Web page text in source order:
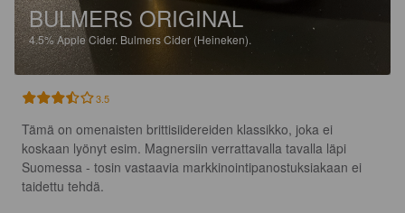
BULMERS ORIGINAL
4.5%Apple Cider. Bulmers Cider (Heineken).
3.5
Tämä on omenaisten brittisiidereiden klassikko, joka ei
koskaan lyönyt esim. Magnersiin verrattavalla tavalla läpi
Suomessa - tosin vastaavia markkinointipanostuksiakaan ei
taidettu tehdä.